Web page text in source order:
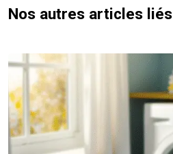
Nos autres articles liés